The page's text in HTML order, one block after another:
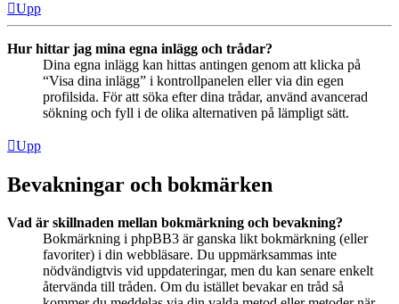
Upp
Hur hittar jag mina egna inlägg och trådar?
Dina egna inlägg kan hittas antingen genom att klicka på
“Visa dina inlägg” i kontrollpanelen eller via din egen
profilsida. För att söka efter dina trådar, använd avancerad
sökning och fyll i de olika alternativen på lämpligt sätt.
Upp
Bevakningar och bokmärken
Vad är skillnaden mellan bokmärkning och bevakning?
Bokmärkning i phpBB3 är ganska likt bokmärkning (eller
favoriter) i din webbläsare. Du uppmärksammas inte
nödvändigtvis vid uppdateringar, men du kan senare enkelt
återvända till tråden. Om du istället bevakar en tråd så